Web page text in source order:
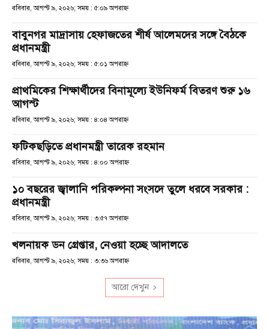
রবিবার, আগস্ট ৯, ২০২৬; সময় : ৫:০৯ অপরাহ্ণ
বাবুনগর মাদ্রাসায় হেফাজতের শীর্ষ আলেমদের সঙ্গে বৈঠকে
প্রধানমন্ত্রী
রবিবার, আগস্ট ৯, ২০২৬; সময় : ৫:০১ অপরাহ্ণ
প্রাথমিকের শিক্ষার্থীদের বিনামূল্যে ইউনিফর্ম বিতরণ শুরু ১৬
আগস্ট
রবিবার, আগস্ট ৯, ২০২৬; সময় : ৪:০৪ অপরাহ্ণ
ফটিকছড়িতে প্রধানমন্ত্রী তারেক রহমান
রবিবার, আগস্ট ৯, ২০২৬; সময় : ৪:০০ অপরাহ্ণ
১০ বছরের জ্বালানি পরিকল্পনা সংসদে তুলে ধরবে সরকার :
প্রধানমন্ত্রী
রবিবার, আগস্ট ৯, ২০২৬; সময় : ৩:৫৭ অপরাহ্ণ
খলনায়ক ডন গ্রেপ্তার, নেওয়া হচ্ছে আদালতে
রবিবার, আগস্ট ৯, ২০২৬; সময় : ৩:৩৬ অপরাহ্ণ
আরো দেখুন